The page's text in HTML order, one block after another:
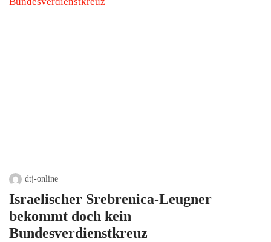
dtj-online
Israelischer Srebrenica-Leugner
bekommt doch kein
Bundesverdienstkreuz